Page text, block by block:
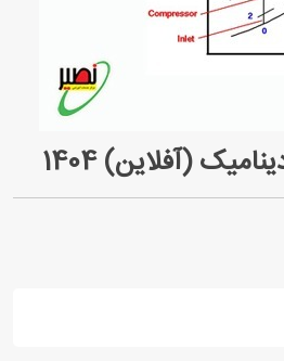
(آفلاین) 1404